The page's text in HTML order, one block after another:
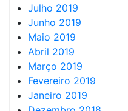
Julho 2019
Junho 2019
Maio 2019
Abril 2019
Março 2019
Fevereiro 2019
Janeiro 2019